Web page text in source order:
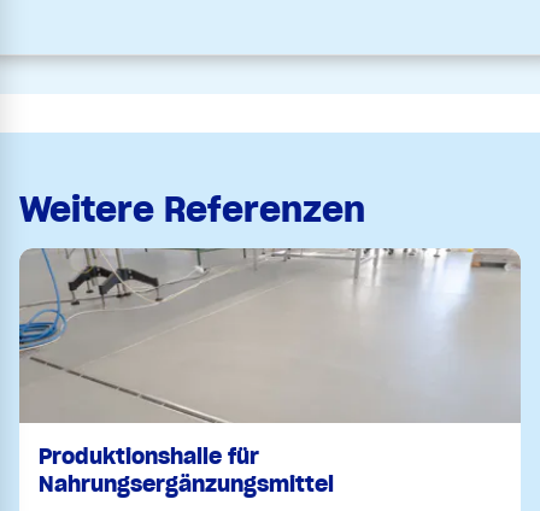
Weitere Referenzen
Produktionshalle für
Nahrungsergänzungsmittel